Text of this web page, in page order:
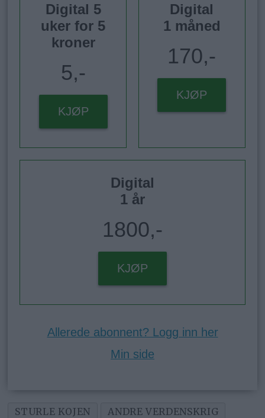
Digital 5
uker for 5
kroner
5,-
KJØP
Digital
1 måned
170,-
KJØP
Digital
1 år
1800,-
KJØP
Allerede abonnent? Logg inn her
Min side
STURLE KOJEN
ANDRE VERDENSKRIG